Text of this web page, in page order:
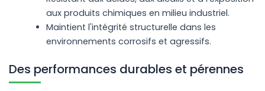
aux produits chimiques en milieu industriel.
Maintient l'intégrité structurelle dans les
environnements corrosifs et agressifs.
Des performances durables et pérennes